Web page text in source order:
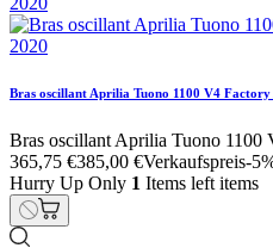
Bras oscillant Aprilia Tuono 1100 V4 Factory
Bras oscillant Aprilia Tuono 1100
365,75 €385,00 €Verkaufspreis-
Hurry Up Only 1 Items left items